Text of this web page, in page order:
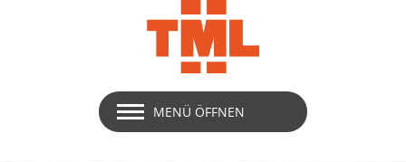
MENÜ ÖFFNEN